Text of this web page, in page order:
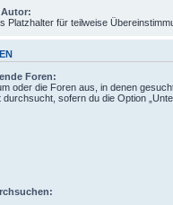
Platzhalter für teilweise
Foren:
oder die Foren aus, in denen
durchsucht, sofern du die Option